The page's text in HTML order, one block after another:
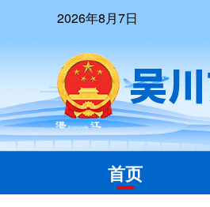
2026年8月7日
首页